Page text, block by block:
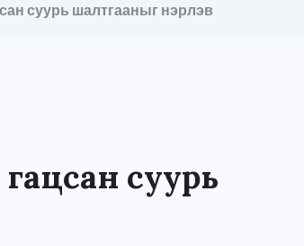
суурь шалтгааныг нэрлэв
суурь